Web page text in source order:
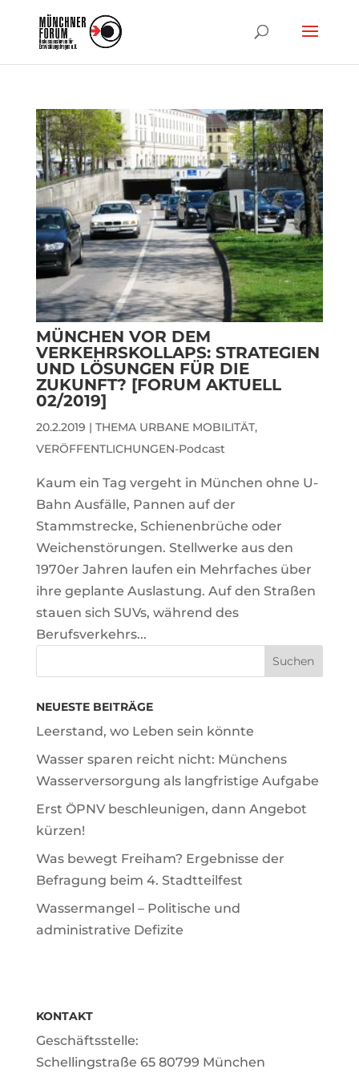
MÜNCHEN VOR DEM
VERKEHRSKOLLAPS: STRATEGIEN
UND LÖSUNGEN FÜR DIE
ZUKUNFT? [FORUM AKTUELL
02/2019]
20.2.2019 | THEMA URBANE MOBILITÄT,
VERÖFFENTLICHUNGEN-Podcast
Kaum ein Tag vergeht in München ohne U-
Bahn Ausfälle, Pannen auf der
Stammstrecke, Schienenbrüche oder
Weichenstörungen. Stellwerke aus den
1970er Jahren laufen ein Mehrfaches über
ihre geplante Auslastung. Auf den Straßen
stauen sich SUVs, während des
Berufsverkehrs...
NEUESTE BEITRÄGE
Leerstand, wo Leben sein könnte
Wasser sparen reicht nicht: Münchens
Wasserversorgung als langfristige Aufgabe
Erst ÖPNV beschleunigen, dann Angebot
kürzen!
Was bewegt Freiham? Ergebnisse der
Befragung beim 4. Stadtteilfest
Wassermangel – Politische und
administrative Defizite
KONTAKT
Geschäftsstelle:
Schellingstraße 65 80799 München